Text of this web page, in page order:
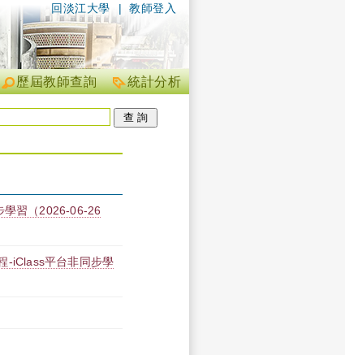
| 教師登入
回淡江大學
統計分析
歷屆教師查詢
學習（2026-06-26
-iClass平台非同步學